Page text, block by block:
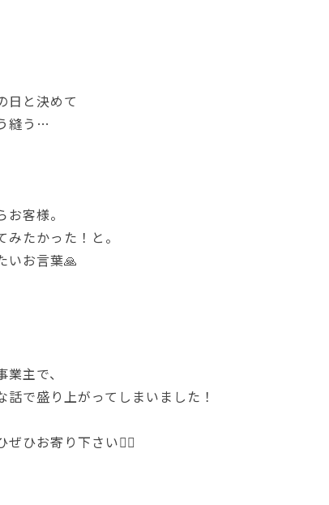
日と決めて
縫う…
お客様。
みたかった！と。
いお言葉🙏
業主で、
話で盛り上がってしまいました！
ぜひお寄り下さい🙇‍♀️